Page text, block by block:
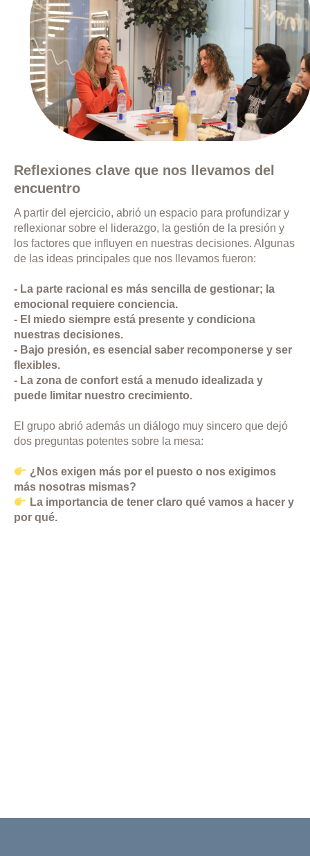
Reflexiones clave que nos llevamos del
encuentro
A partir del ejercicio, abrió un espacio para profundizar y
reflexionar sobre el liderazgo, la gestión de la presión y
los factores que influyen en nuestras decisiones. Algunas
de las ideas principales que nos llevamos fueron:
- La parte racional es más sencilla de gestionar; la
emocional requiere conciencia.
- El miedo siempre está presente y condiciona
nuestras decisiones.
- Bajo presión, es esencial saber recomponerse y ser
flexibles.
- La zona de confort está a menudo idealizada y
puede limitar nuestro crecimiento.
El grupo abrió además un diálogo muy sincero que dejó
dos preguntas potentes sobre la mesa:
¿Nos exigen más por el puesto o nos exigimos
más nosotras mismas?
La importancia de tener claro qué vamos a hacer y
por qué.